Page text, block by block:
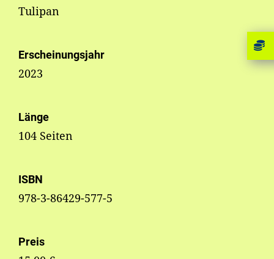
Tulipan
Erscheinungsjahr
2023
Länge
104 Seiten
ISBN
978-3-86429-577-5
Preis